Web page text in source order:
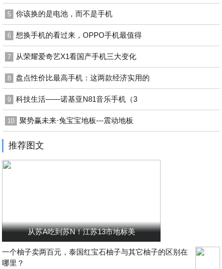
5 你该换的是电池，而不是手机
6 想换手机的看过来，OPPO手机最值得
7 从荣耀爱奇艺X1看国产手机三大变化
8 盘点性价比最高手机：这两款经济实用的
9 科技生活——诺基亚N81音乐手机（3
10 聚势赢未来·兔宝宝地板---震动地板
推荐图文
从苏A吃到苏N！江苏13市地标美
一个柚子卖两百元，泰国红宝石柚子与其它柚子的区别在
哪里？